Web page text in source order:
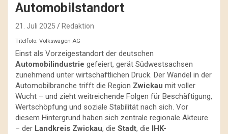
Automobilstandort
21. Juli 2025 Redaktion
Titelfoto: Volkswagen AG
Einst als Vorzeigestandort der deutschen
Automobilindustrie gefeiert, gerät Südwestsachsen
zunehmend unter wirtschaftlichen Druck. Der Wandel in der
Automobilbranche trifft die Region Zwickau mit voller
Wucht – und zieht weitreichende Folgen für Beschäftigung,
Wertschöpfung und soziale Stabilität nach sich. Vor
diesem Hintergrund haben sich zentrale regionale Akteure
– der Landkreis Zwickau, die Stadt, die IHK-